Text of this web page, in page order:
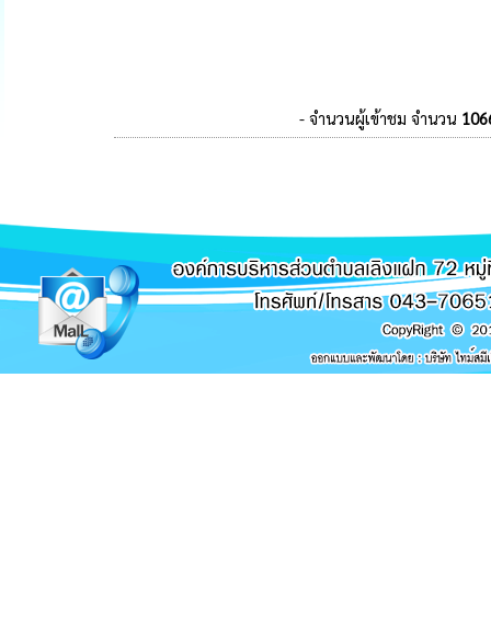
- จำนวนผู้เข้าชม จำนวน